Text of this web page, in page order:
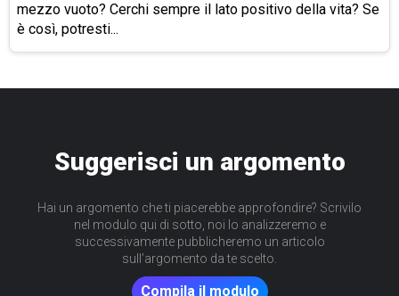
mezzo vuoto? Cerchi sempre il lato positivo della vita? Se
è così, potresti...
Suggerisci un argomento
Hai un argomento che ti piacerebbe approfondire? Scrivilo
nel modulo qui di sotto, noi lo analizzeremo e
successivamente pubblicheremo un articolo
sull’argomento da te scelto.
Compila il modulo